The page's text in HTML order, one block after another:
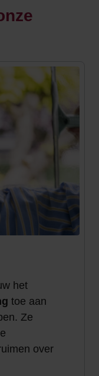
het
toe aan
Ze
over